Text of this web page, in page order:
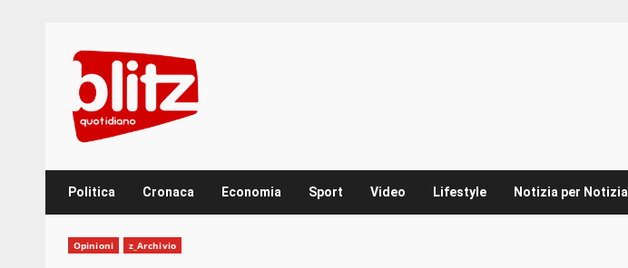
content
Politica Cronaca Economia Sport Video Lifestyle Notizia per Notizia
Opinioni z_Archivio